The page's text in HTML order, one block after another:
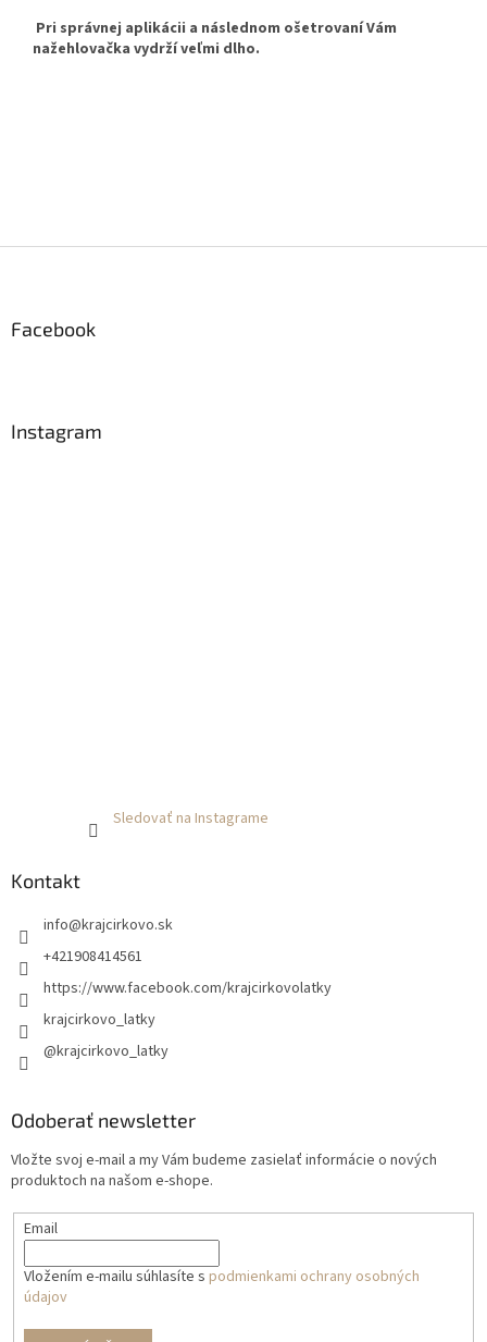
Pri správnej aplikácii a následnom ošetrovaní Vám
nažehlovačka vydrží veľmi dlho.
Facebook
Instagram
Sledovať na Instagrame
Kontakt
info@krajcirkovo.sk
+421908414561
https://www.facebook.com/krajcirkovolatky
krajcirkovo_latky
@krajcirkovo_latky
Odoberať newsletter
Vložte svoj e-mail a my Vám budeme zasielať informácie o nových
produktoch na našom e-shope.
Email
Vložením e-mailu súhlasíte s podmienkami ochrany osobných
údajov